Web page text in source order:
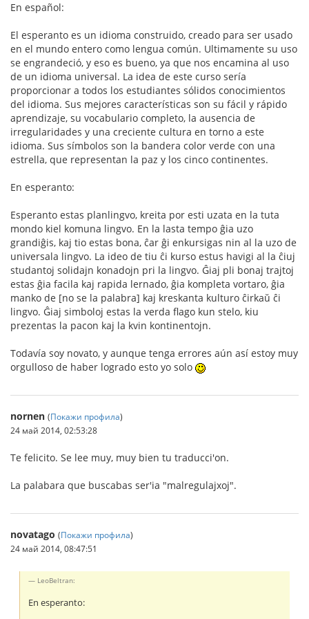
En español:
El esperanto es un idioma construido, creado para ser usado
en el mundo entero como lengua común. Ultimamente su uso
se engrandeció, y eso es bueno, ya que nos encamina al uso
de un idioma universal. La idea de este curso sería
proporcionar a todos los estudiantes sólidos conocimientos
del idioma. Sus mejores características son su fácil y rápido
aprendizaje, su vocabulario completo, la ausencia de
irregularidades y una creciente cultura en torno a este
idioma. Sus símbolos son la bandera color verde con una
estrella, que representan la paz y los cinco continentes.
En esperanto:
Esperanto estas planlingvo, kreita por esti uzata en la tuta
mondo kiel komuna lingvo. En la lasta tempo ĝia uzo
grandiĝis, kaj tio estas bona, ĉar ĝi enkursigas nin al la uzo de
universala lingvo. La ideo de tiu ĉi kurso estus havigi al la ĉiuj
studantoj solidajn konadojn pri la lingvo. Ĝiaj pli bonaj trajtoj
estas ĝia facila kaj rapida lernado, ĝia kompleta vortaro, ĝia
manko de [no se la palabra] kaj kreskanta kulturo ĉirkaŭ ĉi
lingvo. Ĝiaj simboloj estas la verda flago kun stelo, kiu
prezentas la pacon kaj la kvin kontinentojn.
Todavía soy novato, y aunque tenga errores aún así estoy muy
orgulloso de haber logrado esto yo solo
nornen (Покажи профила)
24 май 2014, 02:53:28
Te felicito. Se lee muy, muy bien tu traducci'on.
La palabara que buscabas ser'ia "malregulajxoj".
novatago (Покажи профила)
24 май 2014, 08:47:51
LeoBeltran:
En esperanto: